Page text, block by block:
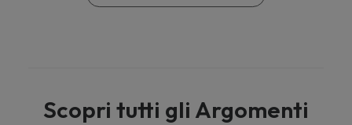
Scopri tutti gli Argomenti